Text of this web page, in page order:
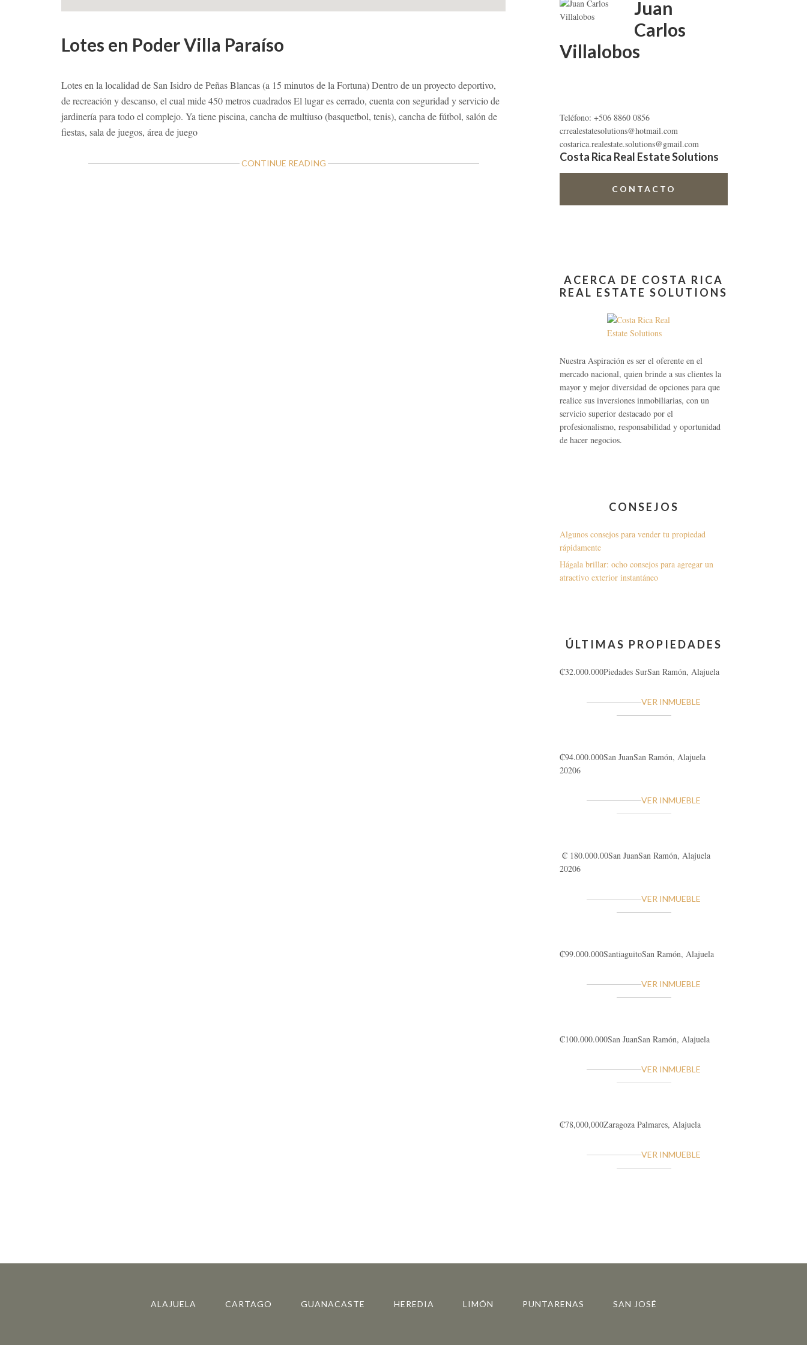
Lotes en Poder Villa Paraíso
Lotes en la localidad de San Isidro de Peñas Blancas (a 15 minutos de la Fortuna) Dentro de un proyecto deportivo,
de recreación y descanso, el cual mide 450 metros cuadrados El lugar es cerrado, cuenta con seguridad y servicio de
jardinería para todo el complejo. Ya tiene piscina, cancha de multiuso (basquetbol, tenis), cancha de fútbol, salón de
fiestas, sala de juegos, área de juego
CONTINUE READING ABOUT
primaria
Juan
Carlos
Villalobos
Teléfono: +506 8860 0856
crrealestatesolutions@hotmail.com
costarica.realestate.solutions@gmail.com
Costa Rica Real Estate Solutions
CONTACTO
ACERCA DE COSTA RICA
REAL ESTATE SOLUTIONS
Nuestra Aspiración es ser el oferente en el
mercado nacional, quien brinde a sus clientes la
mayor y mejor diversidad de opciones para que
realice sus inversiones inmobiliarias, con un
servicio superior destacado por el
profesionalismo, responsabilidad y oportunidad
de hacer negocios.
CONSEJOS
Algunos consejos para vender tu propiedad
rápidamente
Hágala brillar: ocho consejos para agregar un
atractivo exterior instantáneo
ÚLTIMAS PROPIEDADES
₡32.000.000Piedades SurSan Ramón, Alajuela
VER INMUEBLE
₡94.000.000San JuanSan Ramón, Alajuela
20206
VER INMUEBLE
₡ 180.000.00San JuanSan Ramón, Alajuela
20206
VER INMUEBLE
₡99.000.000SantiaguitoSan Ramón, Alajuela
VER INMUEBLE
₡100.000.000San JuanSan Ramón, Alajuela
VER INMUEBLE
₡78,000,000Zaragoza Palmares, Alajuela
VER INMUEBLE
ALAJUELA CARTAGO GUANACASTE HEREDIA LIMÓN PUNTARENAS SAN JOSÉ